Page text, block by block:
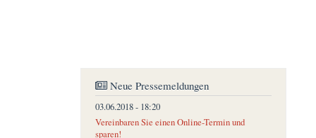
Neue Pressemeldungen
03.06.2018 - 18:20
Vereinbaren Sie einen Online-Termin und
sparen!